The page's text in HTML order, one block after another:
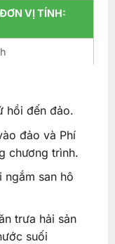
VỊ TÍNH:
hồi đến đảo.
đảo và Phí
chương trình.
ngắm san hô
trưa hải sản
suối